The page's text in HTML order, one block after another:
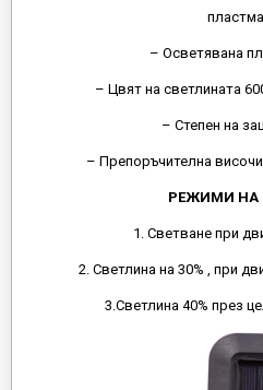
– Осветявана
– Цвят на светлината
– Степен на
– Препоръчителна
РЕЖИМИ НА
1. Светване при
2. Светлина на 30% , при
3.Светлина 40% през